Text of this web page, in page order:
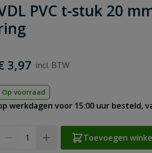
PVC t-stuk 20
3,97
Op voorraad
werkdagen voor 15:00 uur besteld,
Toevoegen